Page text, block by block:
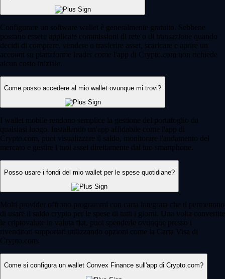
Configurare un software wallet è generalmente gratuito. Sebbene
possano essere applicate commissioni di rete o di transazione quando
decidi di comprare, vendere o trasferire asset, scaricare e aprire un
account su piattaforme leader come l'app di Crypto.com non richiede
alcun costo iniziale.
Come posso accedere al mio wallet ovunque mi trovi?
I wallet mobile rendono semplice la gestione del portafoglio da
qualsiasi luogo. Installando un'app affidabile come l'app di
Crypto.com, puoi visualizzare il saldo, monitorare l'andamento del
mercato e gestire i tuoi asset direttamente dal tuo smartphone.
Posso usare i fondi del mio wallet per le spese quotidiane?
Molti provider offrono programmi con carta integrata che ti permettono
di usare il saldo crypto per le spese di tutti i giorni. Una volta convertite
le criptovalute in valuta fiat, puoi spenderle ovunque presso i
rivenditori supportati utilizzando opzioni come la Carta Visa di
Crypto.com.
Come si configura un wallet Convex Finance sull'app di Crypto.com?